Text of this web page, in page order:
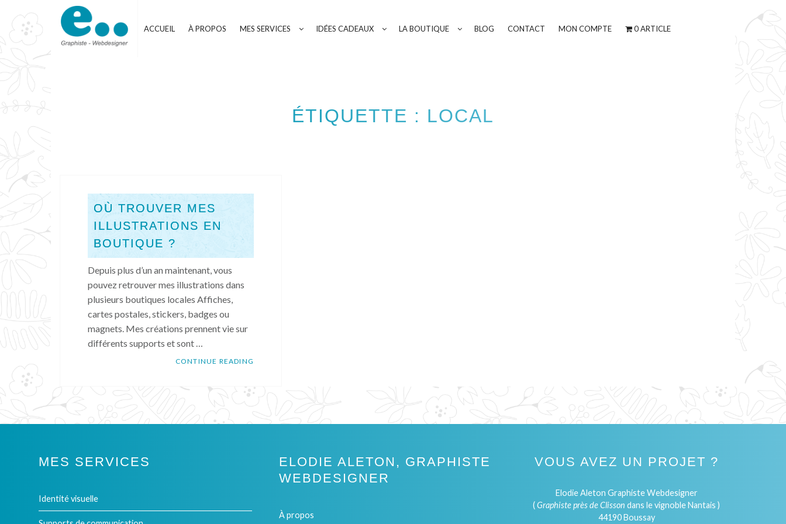
content
ACCUEIL À PROPOS MES SERVICES IDÉES CADEAUX LA BOUTIQUE BLOG CONTACT MON COMPTE 0 ARTICLE
ÉTIQUETTE : LOCAL
OÙ TROUVER MES
ILLUSTRATIONS EN
BOUTIQUE ?
Depuis plus d’un an maintenant, vous
pouvez retrouver mes illustrations dans
plusieurs boutiques locales Affiches,
cartes postales, stickers, badges ou
magnets. Mes créations prennent vie sur
différents supports et sont …
CONTINUE READING
boutique
créateur
illustations,
point
de
produits
MES SERVICES
Identité visuelle
ELODIE ALETON, GRAPHISTE
WEBDESIGNER
À propos
VOUS AVEZ UN PROJET ?
Elodie Aleton Graphiste Webdesigner
(Graphiste près de Clisson dans le vignoble Nantais )
44190 Boussay